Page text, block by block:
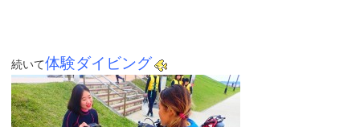
続いて体験ダイビング